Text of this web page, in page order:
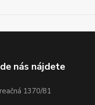
nás nájdete
1370/81